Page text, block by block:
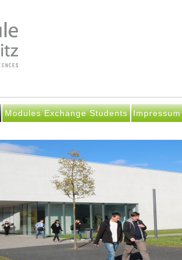
Modules Exchange Students Impressum